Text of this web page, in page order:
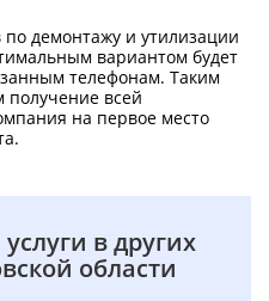
демонтажу и утилизации
вариантом будет
телефонам. Таким
получение всей
на первое место
в других
области